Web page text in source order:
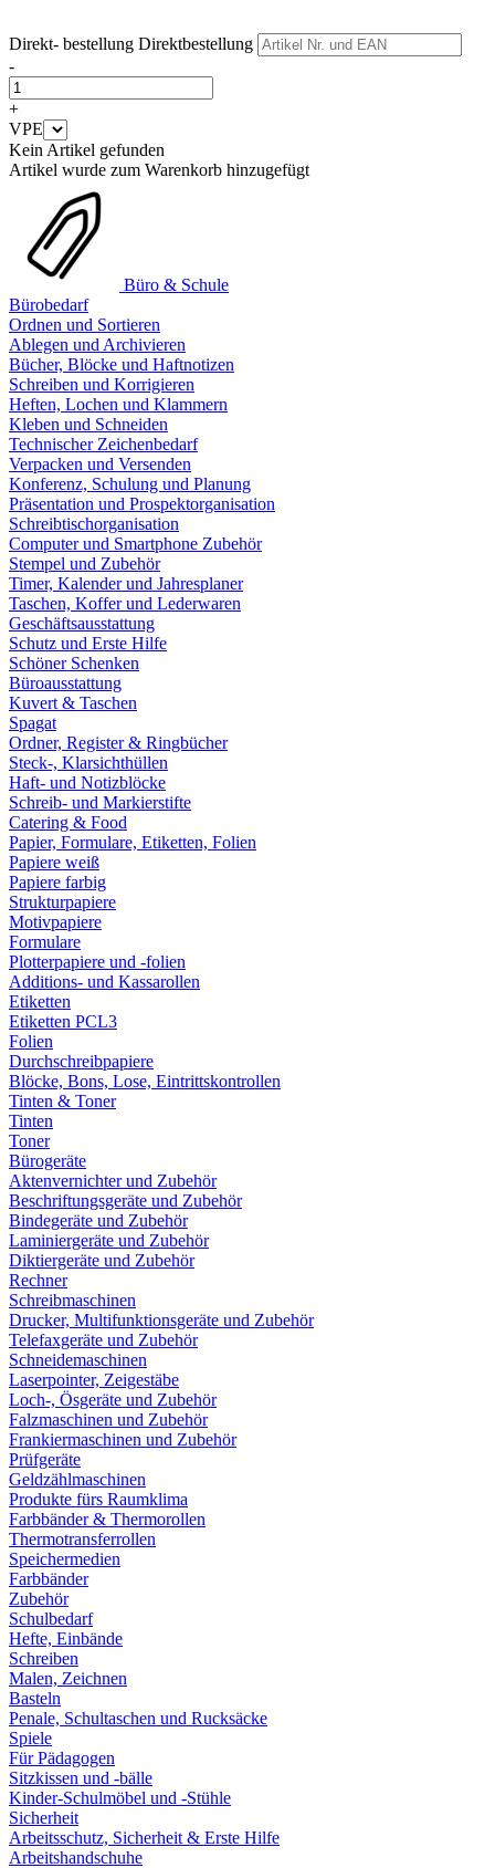
Direkt- bestellung Direktbestellung
-
+
VPE
Kein Artikel gefunden
Artikel wurde zum Warenkorb hinzugefügt
Büro & Schule
Bürobedarf
Ordnen und Sortieren
Ablegen und Archivieren
Bücher, Blöcke und Haftnotizen
Schreiben und Korrigieren
Heften, Lochen und Klammern
Kleben und Schneiden
Technischer Zeichenbedarf
Verpacken und Versenden
Konferenz, Schulung und Planung
Präsentation und Prospektorganisation
Schreibtischorganisation
Computer und Smartphone Zubehör
Stempel und Zubehör
Timer, Kalender und Jahresplaner
Taschen, Koffer und Lederwaren
Geschäftsausstattung
Schutz und Erste Hilfe
Schöner Schenken
Büroausstattung
Kuvert & Taschen
Spagat
Ordner, Register & Ringbücher
Steck-, Klarsichthüllen
Haft- und Notizblöcke
Schreib- und Markierstifte
Catering & Food
Papier, Formulare, Etiketten, Folien
Papiere weiß
Papiere farbig
Strukturpapiere
Motivpapiere
Formulare
Plotterpapiere und -folien
Additions- und Kassarollen
Etiketten
Etiketten PCL3
Folien
Durchschreibpapiere
Blöcke, Bons, Lose, Eintrittskontrollen
Tinten & Toner
Tinten
Toner
Bürogeräte
Aktenvernichter und Zubehör
Beschriftungsgeräte und Zubehör
Bindegeräte und Zubehör
Laminiergeräte und Zubehör
Diktiergeräte und Zubehör
Rechner
Schreibmaschinen
Drucker, Multifunktionsgeräte und Zubehör
Telefaxgeräte und Zubehör
Schneidemaschinen
Laserpointer, Zeigestäbe
Loch-, Ösgeräte und Zubehör
Falzmaschinen und Zubehör
Frankiermaschinen und Zubehör
Prüfgeräte
Geldzählmaschinen
Produkte fürs Raumklima
Farbbänder & Thermorollen
Thermotransferrollen
Speichermedien
Farbbänder
Zubehör
Schulbedarf
Hefte, Einbände
Schreiben
Malen, Zeichnen
Basteln
Penale, Schultaschen und Rucksäcke
Spiele
Für Pädagogen
Sitzkissen und -bälle
Kinder-Schulmöbel und -Stühle
Sicherheit
Arbeitsschutz, Sicherheit & Erste Hilfe
Arbeitshandschuhe